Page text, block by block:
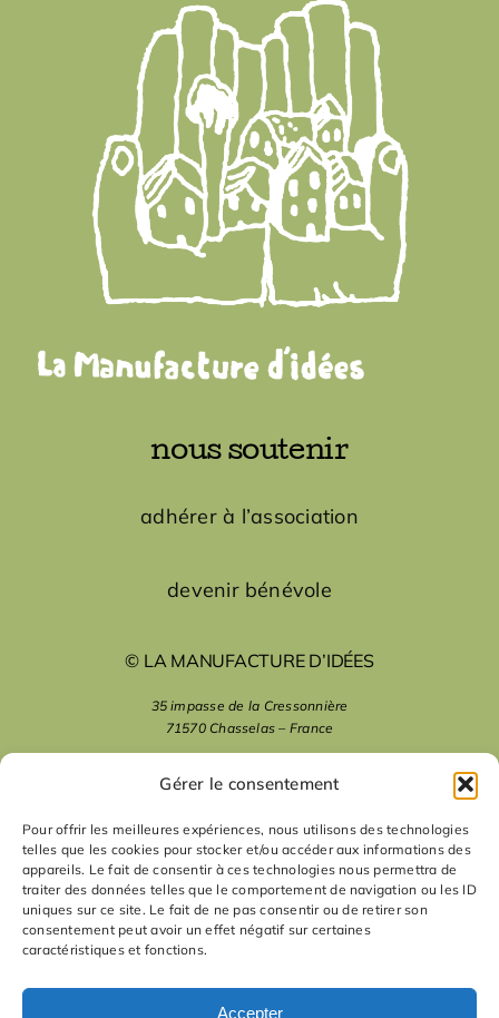
Gérer le consentement
Pour offrir les meilleures expériences, nous utilisons des technologies
telles que les cookies pour stocker et/ou accéder aux informations des
appareils. Le fait de consentir à ces technologies nous permettra de
traiter des données telles que le comportement de navigation ou les ID
uniques sur ce site. Le fait de ne pas consentir ou de retirer son
consentement peut avoir un effet négatif sur certaines
caractéristiques et fonctions.
Accepter
nous soutenir
adhérer à l’association
devenir bénévole
© LA MANUFACTURE D’IDÉES
35 impasse de la Cressonnière
71570 Chasselas – France
mentions légales
nous suivre
nous contacter